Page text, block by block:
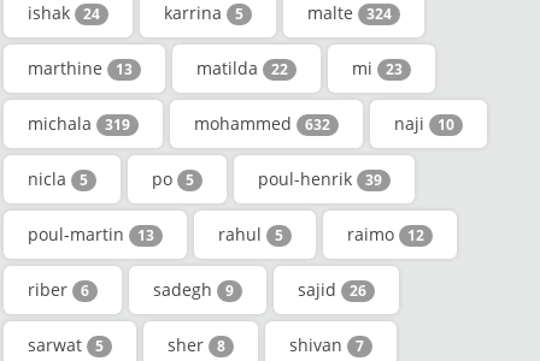
ishak 24 karrina 5 malte 324
marthine 13 matilda 22 mi 23
michala 319 mohammed 632 naji 10
nicla 5 po 5 poul-henrik 39
poul-martin 13 rahul 5 raimo 12
riber 6 sadegh 9 sajid 26
sarwat 5 sher 8 shivan 7